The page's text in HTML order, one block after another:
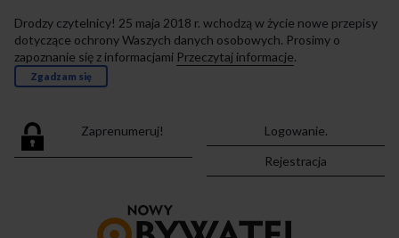
Drodzy czytelnicy! 25 maja 2018 r. wchodzą w życie nowe przepisy
dotyczące ochrony Waszych danych osobowych. Prosimy o
zapoznanie się z informacjami Przeczytaj informacje.
Zgadzam się
Zaprenumeruj!
Logowanie.
Rejestracja